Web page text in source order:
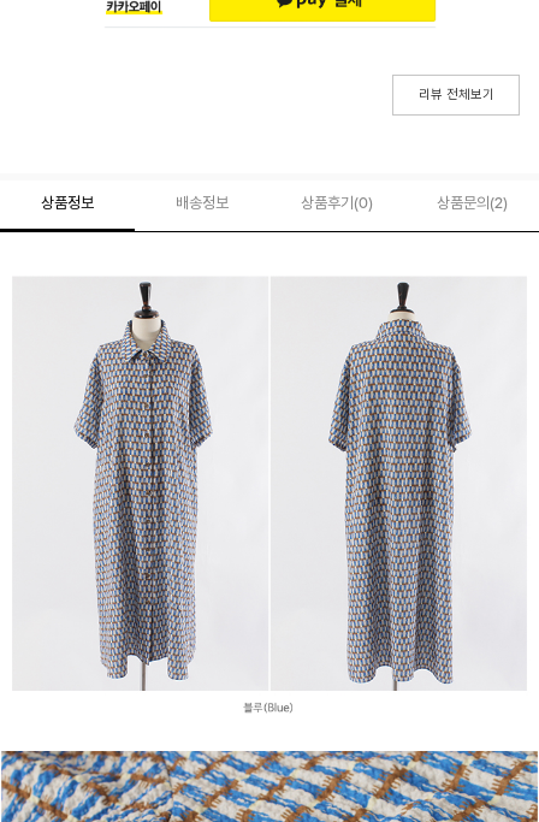
리뷰 전체보기
상품정보 배송정보 상품후기(0) 상품문의 (2)